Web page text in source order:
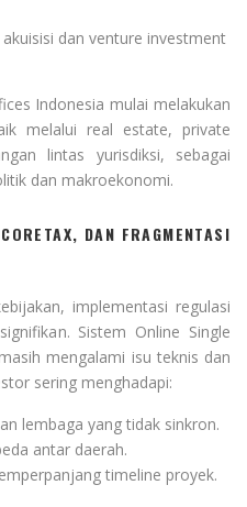
dan venture investment
Indonesia mulai melakukan
melalui real estate, private
lintas yurisdiksi, sebagai
dan makroekonomi.
DAN FRAGMENTASI
implementasi regulasi
Sistem Online Single
mengalami isu teknis dan
sering menghadapi:
lembaga yang tidak sinkron.
antar daerah.
timeline proyek.